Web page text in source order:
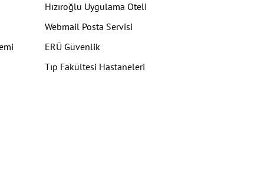
Hızıroğlu Uygulama Oteli
Webmail Posta Servisi
ERÜ Güvenlik
Tıp Fakültesi Hastaneleri